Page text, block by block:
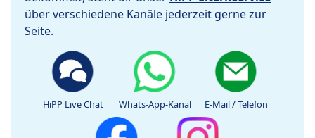
über verschiedene Kanäle jederzeit gerne zur
Seite.
HiPP Live Chat Whats-App-Kanal E-Mail / Telefon